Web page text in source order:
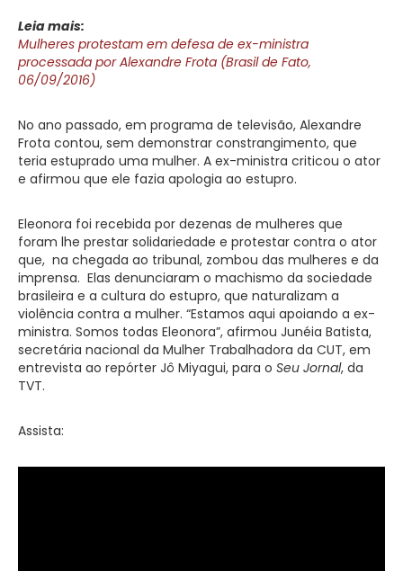
Leia mais:
Mulheres protestam em defesa de ex-ministra
processada por Alexandre Frota (Brasil de Fato,
06/09/2016)
No ano passado, em programa de televisão, Alexandre
Frota contou, sem demonstrar constrangimento, que
teria estuprado uma mulher. A ex-ministra criticou o ator
e afirmou que ele fazia apologia ao estupro.
Eleonora foi recebida por dezenas de mulheres que
foram lhe prestar solidariedade e protestar contra o ator
que, na chegada ao tribunal, zombou das mulheres e da
imprensa. Elas denunciaram o machismo da sociedade
brasileira e a cultura do estupro, que naturalizam a
violência contra a mulher. “Estamos aqui apoiando a ex-
ministra. Somos todas Eleonora”, afirmou Junéia Batista,
secretária nacional da Mulher Trabalhadora da CUT, em
entrevista ao repórter Jô Miyagui, para o Seu Jornal, da
TVT.
Assista: